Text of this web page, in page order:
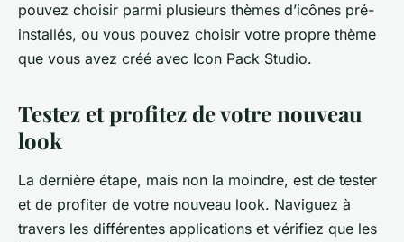
pouvez choisir parmi plusieurs thèmes d’icônes pré-
installés, ou vous pouvez choisir votre propre thème
que vous avez créé avec Icon Pack Studio.
Testez et profitez de votre nouveau
look
La dernière étape, mais non la moindre, est de tester
et de profiter de votre nouveau look. Naviguez à
travers les différentes applications et vérifiez que les